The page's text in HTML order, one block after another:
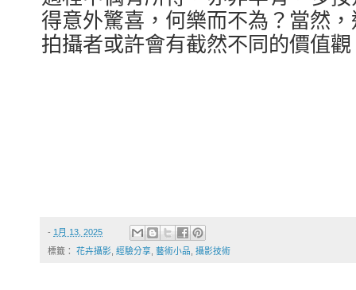
得意外驚喜，何樂而不為？當然
拍攝者或許會有截然不同的價值
- 1月 13, 2025
標籤： 花卉攝影 經驗分享 藝術小品 攝影技術